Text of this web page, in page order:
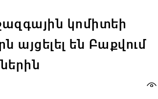
կոմիտեի
այցելել են Բաքվում